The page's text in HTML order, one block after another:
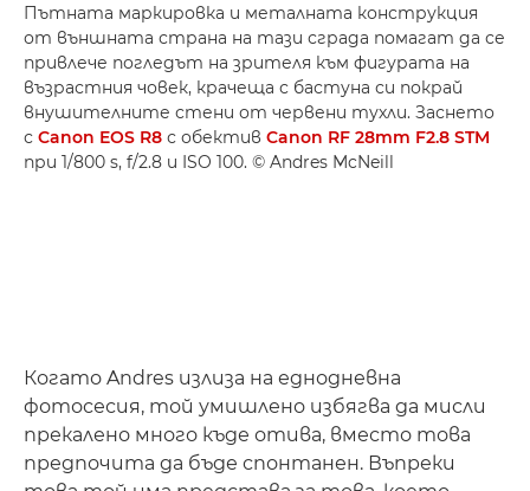
Пътната маркировка и металната конструкция
от външната страна на тази сграда помагат да се
привлече погледът на зрителя към фигурата на
възрастния човек, крачеща с бастуна си покрай
внушителните стени от червени тухли. Заснето
с Canon EOS R8 с обектив Canon RF 28mm F2.8 STM
при 1/800 s, f/2.8 и ISO 100. © Andres McNeill
Когато Andres излиза на еднодневна
фотосесия, той умишлено избягва да мисли
прекалено много къде отива, вместо това
предпочита да бъде спонтанен. Въпреки